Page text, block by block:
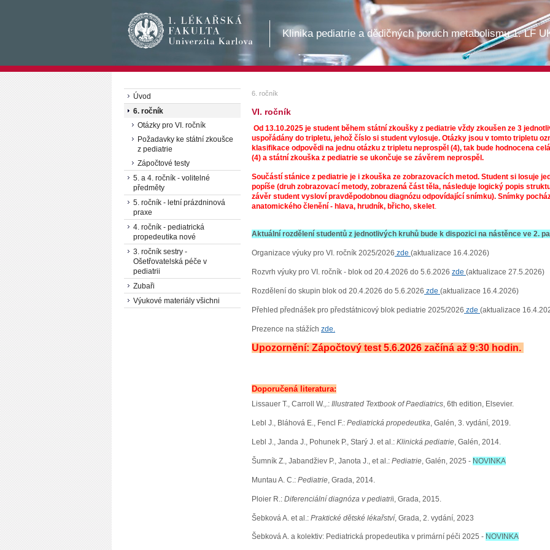
Klinika pediatrie a dědičných poruch metabolismu 1. LF
6. ročník
VI. ročník
Od 13.10.2025 je student během státní zkoušky z pediatrie vždy zkoušen ze 3
uspořádány do tripletu, jehož číslo si student vylosuje. Otázky jsou v tomto tripletu
klasifikace odpovědi na jednu otázku z tripletu neprospěl (4), tak bude hodnocena
(4) a státní zkouška z pediatrie se ukončuje se závěrem neprospěl.
Součástí stánice z pediatrie je i zkouška ze zobrazovacích metod. Student si losuje
popíše (druh zobrazovací metody, zobrazená část těla, následuje logický popis
závěr student vysloví pravděpodobnou diagnózu odpovídající snímku). Snímky
anatomického členění - hlava, hrudník, břicho, skelet.
Aktuální rozdělení studentů z jednotlivých kruhů bude k dispozici na nástěnce ve 2.
Organizace výuky pro VI. ročník 2025/2026 zde (aktualizace 16.4.2026)
Rozvrh výuky pro VI. ročník - blok od 20.4.2026 do 5.6.2026 zde (aktualizace 27.5.2026)
Rozdělení do skupin blok od 20.4.2026 do 5.6.2026 zde (aktualizace 16.4.2026)
Přehled přednášek pro předstátnicový blok pediatrie 2025/2026 zde (aktualizace
Prezence na stážích zde.
Upozornění: Zápočtový test 5.6.2026 začíná až 9:30 hodin.
Doporučená literatura:
Lissauer T., Carroll W.,.: Illustrated Textbook of Paediatrics, 6th edition, Elsevier.
Lebl J., Bláhová E., Fencl F.: Pediatrická propedeutika, Galén, 3. vydání, 2019.
Lebl J., Janda J., Pohunek P., Starý J. et al.: Klinická pediatrie, Galén, 2014.
Šumník Z., Jabandžiev P., Janota J., et al.: Pediatrie, Galén, 2025 - NOVINKA
Muntau A. C.: Pediatrie, Grada, 2014.
Ploier R.: Diferenciální diagnóza v pediatrii, Grada, 2015.
Šebková A. et al.: Praktické dětské lékařství, Grada, 2. vydání, 2023
Šebková A. a kolektiv: Pediatrická propedeutika v primární péči 2025 - NOVINKA
Úvod
6. ročník
Otázky pro VI. ročník
Požadavky ke státní zkoušce
z pediatrie
Zápočtové testy
5. a 4. ročník - volitelné
předměty
5. ročník - letní prázdninová
praxe
4. ročník - pediatrická
propedeutika nové
3. ročník sestry -
Ošetřovatelská péče v
pediatrii
Zubaři
Výukové materiály všichni